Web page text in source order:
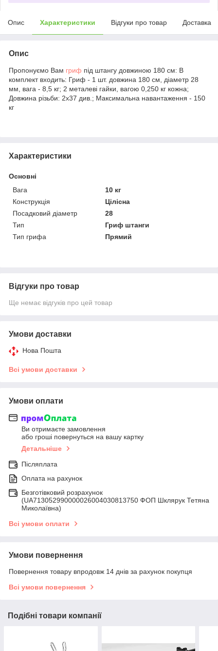
Опис Характеристики Відгуки про товар Доставка
Опис
Пропонуємо Вам гриф під штангу довжиною 180 см: В
комплект входить: Гриф - 1 шт. довжина 180 см, діаметр 28
мм, вага - 8,5 кг; 2 металеві гайки, вагою 0,250 кг кожна;
Довжина різьби: 2х37 див.; Максимальна навантаження - 150
кг
Характеристики
Основні
Вага
10 кг
Конструкція
Цілісна
Посадковий діаметр
28
Тип
Гриф штанги
Тип грифа
Прямий
Відгуки про товар
Ще немає відгуків про цей товар
Умови доставки
Нова Пошта
Всі умови доставки
Умови оплати
Ви отримаєте замовлення
або гроші повернуться на вашу картку
Детальніше
Післяплата
Оплата на рахунок
Безготівковий розрахунок
(UA713052990000026004030813750 ФОП Шклярук Тетяна
Миколаївна)
Всі умови оплати
Умови повернення
Повернення товару впродовж 14 днів за рахунок покупця
Всі умови повернення
Подібні товари компанії